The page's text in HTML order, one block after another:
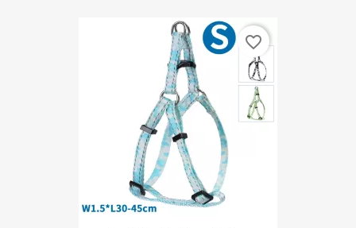
favorite_border